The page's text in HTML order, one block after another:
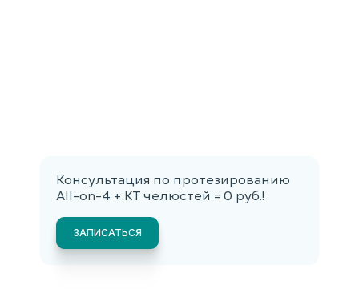
Консультация по протезированию
All-on-4 + КТ челюстей = 0 руб.!
ЗАПИСАТЬСЯ